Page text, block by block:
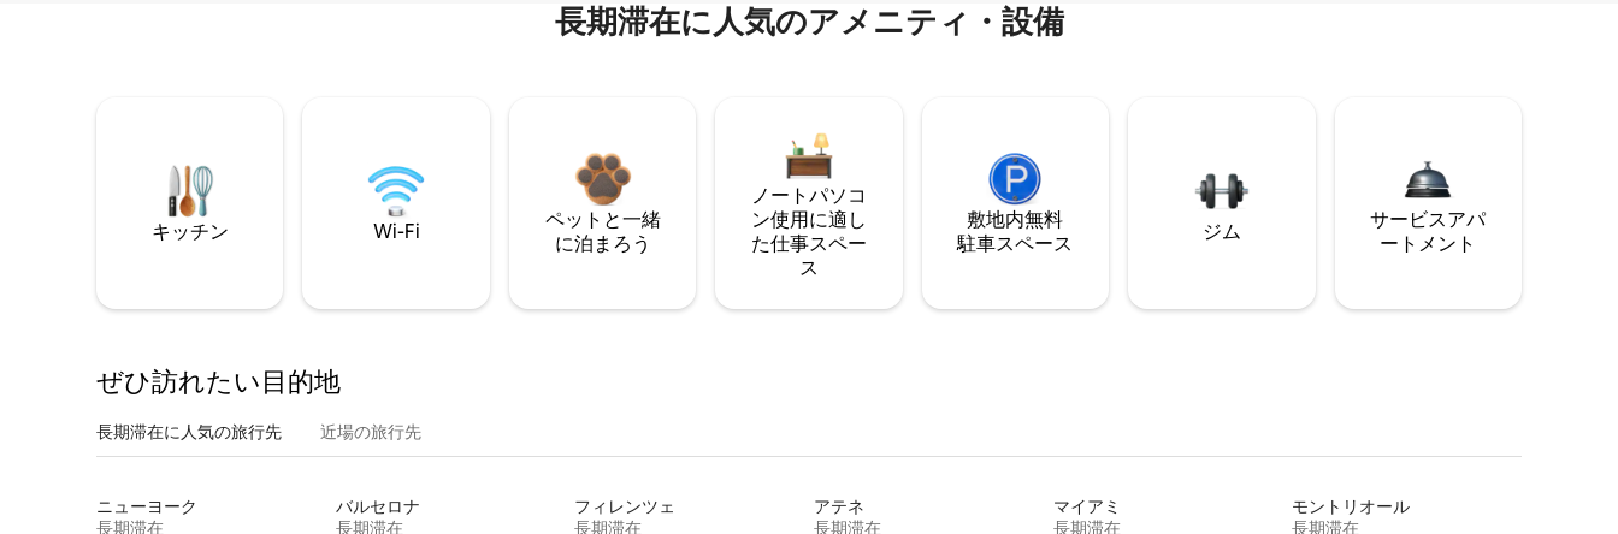
長期滞在に人気のアメニティ・設備
キッチン Wi-Fi
ペットと一緒
に泊まろう
ノートパソコ
ン使用に適し
た仕事スペー
ス
敷地内無料
駐⁠車ス⁠ペ⁠ー⁠ス
ジム
サービスアパ
ートメント
ぜひ訪⁠れ⁠た⁠い目⁠的⁠地
長期滞在に人気の旅行先 近場の旅行先
ニューヨーク
長期滞在
バルセロナ
長期滞在
フィレンツェ
長期滞在
アテネ
長期滞在
マイアミ
長期滞在
モントリオール
長期滞在